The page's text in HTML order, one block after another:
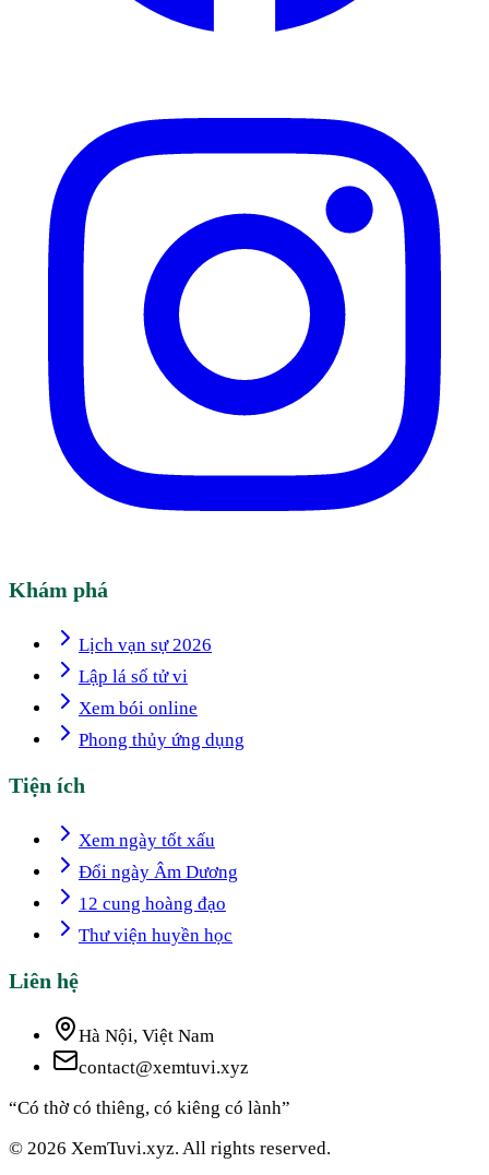
Khám phá
Lịch vạn sự 2026
Lập lá số tử vi
Xem bói online
Phong thủy ứng dụng
Tiện ích
Xem ngày tốt xấu
Đổi ngày Âm Dương
12 cung hoàng đạo
Thư viện huyền học
Liên hệ
Hà Nội, Việt Nam
contact@xemtuvi.xyz
“Có thờ có thiêng, có kiêng có lành”
© 2026 XemTuvi.xyz. All rights reserved.